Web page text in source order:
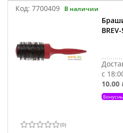
Код: 7700409 В наличии
с
10.00
(0)